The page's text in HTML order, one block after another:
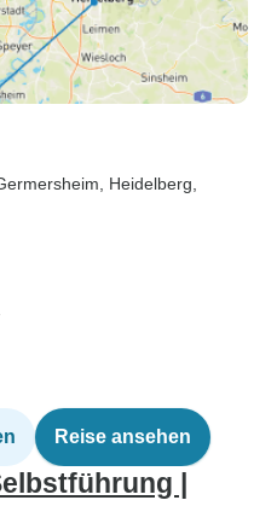
, Heidelberg
Reise ansehen
|